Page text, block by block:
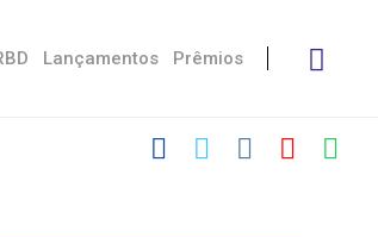
Lançamentos Prêmios